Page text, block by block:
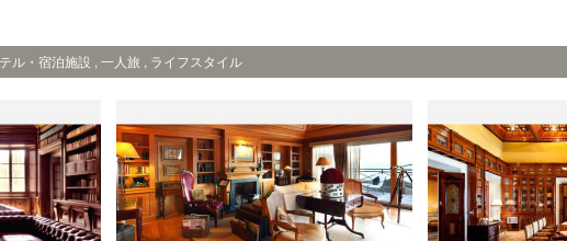
ル・宿泊施設 , 一人旅 , ライフスタイル